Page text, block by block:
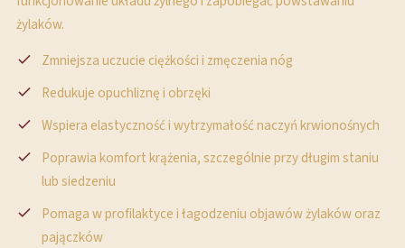
żylaków.
Zmniejsza uczucie ciężkości i zmęczenia nóg
Redukuje opuchliznę i obrzęki
Wspiera elastyczność i wytrzymałość naczyń krwionośnych
Poprawia komfort krążenia, szczególnie przy długim staniu
lub siedzeniu
Pomaga w profilaktyce i łagodzeniu objawów żylaków oraz
pajączków